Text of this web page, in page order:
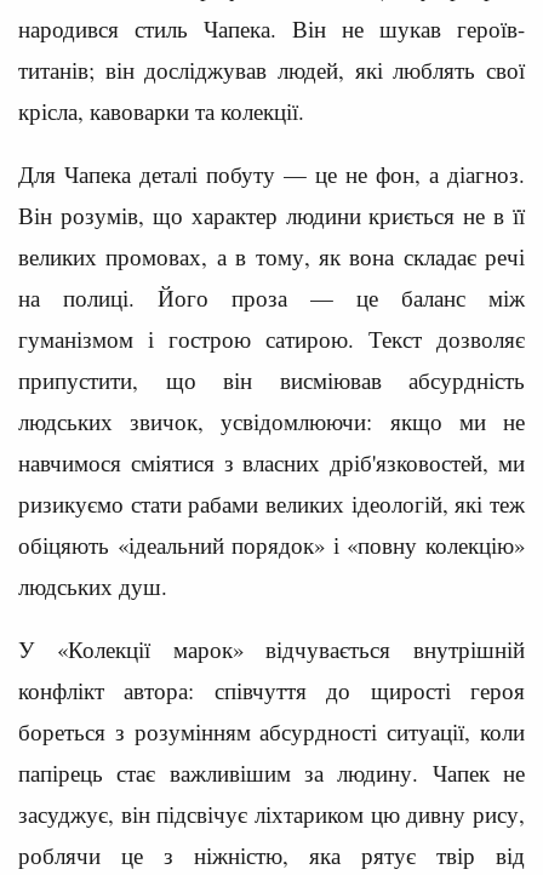
народився стиль Чапека. Він не шукав героїв-
титанів; він досліджував людей, які люблять свої
крісла, кавоварки та колекції.
Для Чапека деталі побуту — це не фон, а діагноз.
Він розумів, що характер людини криється не в її
великих промовах, а в тому, як вона складає речі
на полиці. Його проза — це баланс між
гуманізмом і гострою сатирою. Текст дозволяє
припустити, що він висміював абсурдність
людських звичок, усвідомлюючи: якщо ми не
навчимося сміятися з власних дріб'язковостей, ми
ризикуємо стати рабами великих ідеологій, які теж
обіцяють «ідеальний порядок» і «повну колекцію»
людських душ.
У «Колекції марок» відчувається внутрішній
конфлікт автора: співчуття до щирості героя
бореться з розумінням абсурдності ситуації, коли
папірець стає важливішим за людину. Чапек не
засуджує, він підсвічує ліхтариком цю дивну рису,
роблячи це з ніжністю, яка рятує твір від